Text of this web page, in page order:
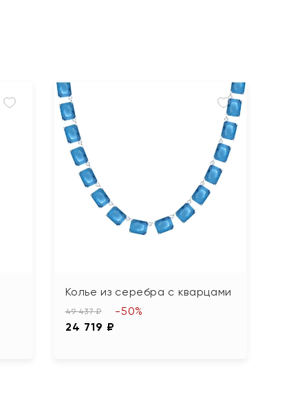
Колье из серебра с кварцами
49 437 ₽
24 719 ₽
-50%